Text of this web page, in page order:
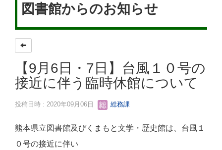
図書館からのお知らせ
【9月6日・7日】台風１０号の
接近に伴う臨時休館について
投稿日時 : 2020年09月06日 総務課
熊本県立図書館及びくまもと文学・歴史館は、台風１
０号の接近に伴い